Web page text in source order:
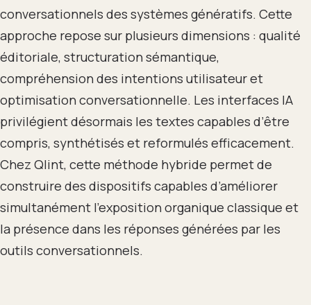
conversationnels des systèmes génératifs. Cette
approche repose sur plusieurs dimensions : qualité
éditoriale, structuration sémantique,
compréhension des intentions utilisateur et
optimisation conversationnelle. Les interfaces IA
privilégient désormais les textes capables d’être
compris, synthétisés et reformulés efficacement.
Chez Qlint, cette méthode hybride permet de
construire des dispositifs capables d’améliorer
simultanément l’exposition organique classique et
la présence dans les réponses générées par les
outils conversationnels.